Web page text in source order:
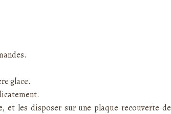
glace.
et les disposer sur une plaque recouverte de